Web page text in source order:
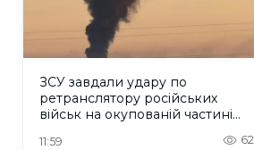
ЗСУ завдали удару по
ретранслятору російських
військ на окупованій частині
11:59 62